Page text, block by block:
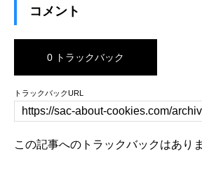
コメント
0 トラックバック
トラックバックURL
この記事へのトラックバックはあり